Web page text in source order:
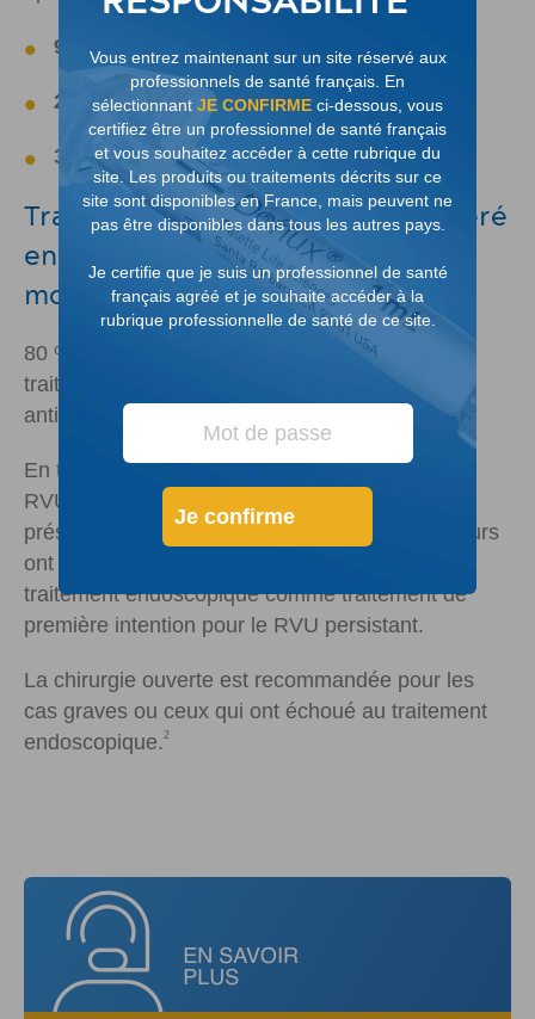
94,1 % étaient très satisfaits
2,4 %étaient partiellement satisfaits
3,5 % étaient insatisfaits
Traitement endoscopique considéré
en première intention pour le RVU
modérément sévère 3
80 % des parents interrogés préféraient un
traitement endoscopique plutôt qu’une
antibioprophylaxie ou une chirurgie ouverte.
En tenant compte des options de traitement du
RVU préférées par les parents d’enfants
présentant un RVU de grade III, les investigateurs
ont proposé un algorithme de traitement avec
traitement endoscopique comme traitement de
première intention pour le RVU persistant.
La chirurgie ouverte est recommandée pour les
cas graves ou ceux qui ont échoué au traitement
endoscopique.2
Vous entrez maintenant sur un site réservé aux
professionnels de santé français. En
sélectionnant JE CONFIRME ci-dessous, vous
certifiez être un professionnel de santé français
et vous souhaitez accéder à cette rubrique du
site. Les produits ou traitements décrits sur ce
site sont disponibles en France, mais peuvent ne
pas être disponibles dans tous les autres pays.
Je certifie que je suis un professionnel de santé
français agréé et je souhaite accéder à la
rubrique professionnelle de santé de ce site.
Je confirme